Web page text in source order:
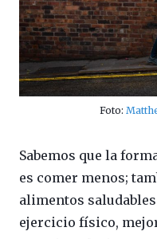
Foto:
Sabemos que la
es comer menos;
alimentos
ejercicio físico,